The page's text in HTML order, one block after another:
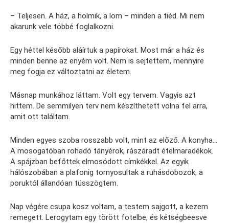
– Teljesen. A ház, a holmik, a lom – minden a tiéd. Mi nem
akarunk vele többé foglalkozni.
Egy héttel később aláírtuk a papírokat. Most már a ház és
minden benne az enyém volt. Nem is sejtettem, mennyire
meg fogja ez változtatni az életem.
Másnap munkához láttam. Volt egy tervem. Vagyis azt
hittem. De semmilyen terv nem készíthetett volna fel arra,
amit ott találtam.
Minden egyes szoba rosszabb volt, mint az előző. A konyha…
A mosogatóban rohadó tányérok, rászáradt ételmaradékok.
A spájzban befőttek elmosódott címkékkel. Az egyik
hálószobában a plafonig tornyosultak a ruhásdobozok, a
poruktól állandóan tüsszögtem.
Nap végére csupa kosz voltam, a testem sajgott, a kezem
remegett. Lerogytam egy törött fotelbe, és kétségbeesve